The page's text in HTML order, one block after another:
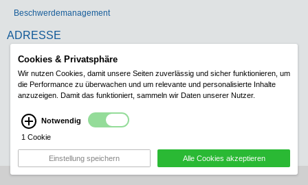
Beschwerdemanagement
ADRESSE
Gebr. Heinemann GmbH & Co. KG
Carl-Schurz-Str. 5
41460 Neuss
Telefon:
+49 (0)2131 1808-0
Telefax: +49 (0)2131 129507
E-Mail:info@heinemann-neuss.de
Cookies & Privatsphäre
Wir nutzen Cookies, damit unsere Seiten zuverlässig und sicher funktionieren, um
die Performance zu überwachen und um relevante und personalisierte Inhalte
anzuzeigen. Damit das funktioniert, sammeln wir Daten unserer Nutzer.
Notwendig
1 Cookie
Einstellung speichern Alle Cookies akzeptieren